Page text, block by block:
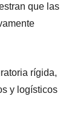
que las
rígida,
y logísticos